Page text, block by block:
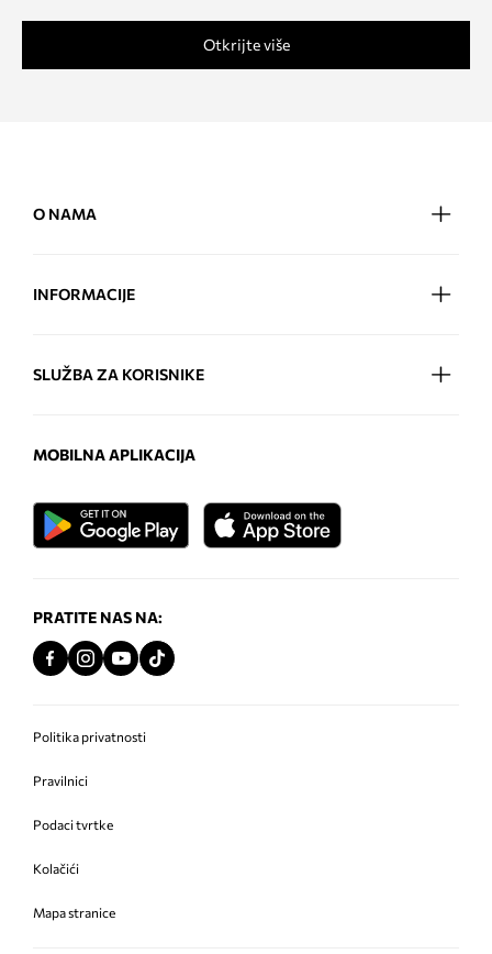
Otkrijte više
O NAMA
INFORMACIJE
SLUŽBA ZA KORISNIKE
MOBILNA APLIKACIJA
PRATITE NAS NA:
Politika privatnosti
Pravilnici
Podaci tvrtke
Kolačići
Mapa stranice